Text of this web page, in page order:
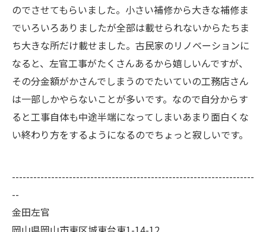
のでさせてもらいました。小さい補修から大きな補修ま
でいろいろありましたが全部は載せられないからたちま
ち大きな所だけ載せました。古民家のリノベーションに
なると、左官工事がたくさんあるから嬉しいんですが、
その分金額がかさんでしまうのでたいていの工務店さん
は一部しかやらないことが多いです。なので自分からす
ると工事自体も中途半端になってしまいあまり面白くな
い終わり方をするようになるのでちょっと寂しいです。
--------------------------------------------------------------------
--
金田左官